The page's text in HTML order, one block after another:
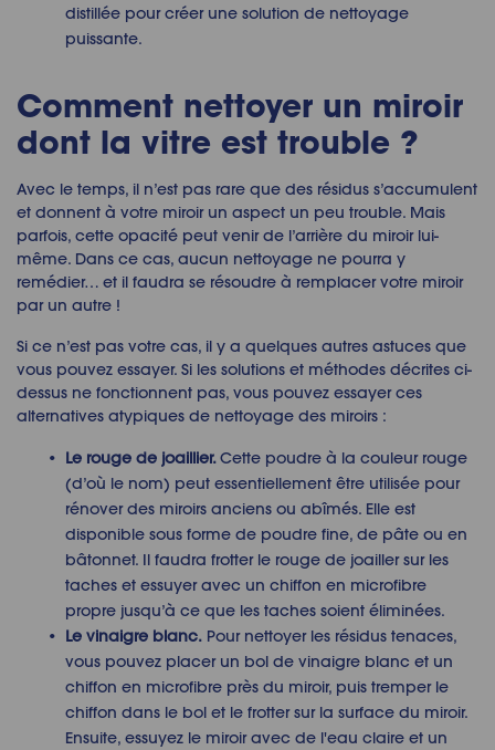
distillée pour créer une solution de nettoyage
puissante.
Comment nettoyer un miroir
dont la vitre est trouble ?
Avec le temps, il n’est pas rare que des résidus s’accumulent
et donnent à votre miroir un aspect un peu trouble. Mais
parfois, cette opacité peut venir de l’arrière du miroir lui-
même. Dans ce cas, aucun nettoyage ne pourra y
remédier… et il faudra se résoudre à remplacer votre miroir
par un autre !
Si ce n’est pas votre cas, il y a quelques autres astuces que
vous pouvez essayer. Si les solutions et méthodes décrites ci-
dessus ne fonctionnent pas, vous pouvez essayer ces
alternatives atypiques de nettoyage des miroirs :
Le rouge de joaillier.Cette poudre à la couleur rouge
(d’où le nom) peut essentiellement être utilisée pour
rénover des miroirs anciens ou abîmés. Elle est
disponible sous forme de poudre fine, de pâte ou en
bâtonnet. Il faudra frotter le rouge de joailler sur les
taches et essuyer avec un chiffon en microfibre
propre jusqu’à ce que les taches soient éliminées.
Le vinaigre blanc. Pour nettoyer les résidus tenaces,
vous pouvez placer un bol de vinaigre blanc et un
chiffon en microfibre près du miroir, puis tremper le
chiffon dans le bol et le frotter sur la surface du miroir.
Ensuite, essuyez le miroir avec de l'eau claire et un